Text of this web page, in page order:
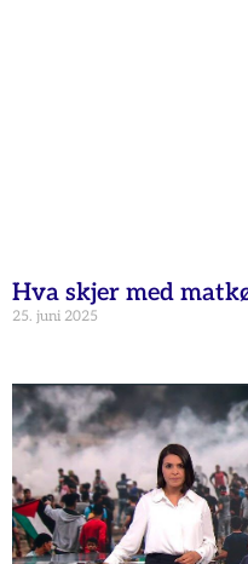
Hva skjer med
25. juni 2025